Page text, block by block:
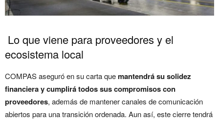
Lo que viene para proveedores y el
ecosistema local
COMPAS aseguró en su carta quemantendrá su solidez
financiera y cumplirá todos sus compromisos con
proveedores, además de mantener canales de comunicación
abiertos para una transición ordenada. Aun así, este cierre tendrá